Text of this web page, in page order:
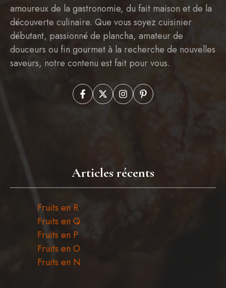
amoureux de la gastronomie, du fait maison et de la
découverte culinaire. Que vous soyez cuisinier
débutant, passionné de plancha, amateur de
douceurs ou fin gourmet à la recherche de nouvelles
saveurs, notre contenu est fait pour vous.
Articles récents
Fruits en R
Fruits en Q
Fruits en P
Fruits en O
Fruits en N